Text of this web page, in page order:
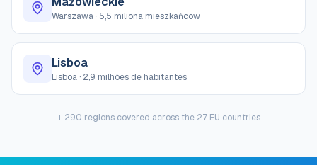
Warszawa · 5,5 miliona mieszkańców
Lisboa
Lisboa · 2,9 milhões de habitantes
+ 290 regions covered across the 27 EU countries